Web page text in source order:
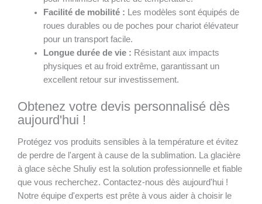
Facilité de mobilité : Les modèles sont équipés de
roues durables ou de poches pour chariot élévateur
pour un transport facile.
Longue durée de vie : Résistant aux impacts
physiques et au froid extrême, garantissant un
excellent retour sur investissement.
Obtenez votre devis personnalisé dès
aujourd'hui !
Protégez vos produits sensibles à la température et évitez
de perdre de l'argent à cause de la sublimation. La glacière
à glace sèche Shuliy est la solution professionnelle et fiable
que vous recherchez. Contactez-nous dès aujourd'hui !
Notre équipe d'experts est prête à vous aider à choisir le